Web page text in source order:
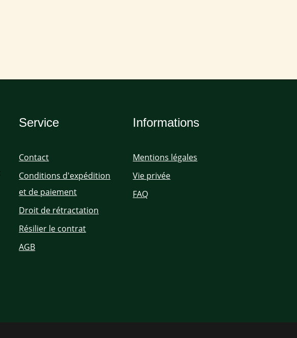
Service
Contact
Conditions d'expédition
et de paiement
Droit de rétractation
Résilier le contrat
AGB
Informations
Mentions légales
Vie privée
FAQ